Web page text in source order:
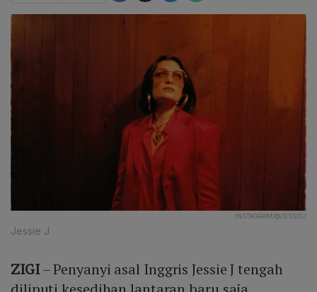
INSTAGRAM/@JESSIEJ
Jessie J
ZIGI– Penyanyi asal Inggris Jessie J tengah